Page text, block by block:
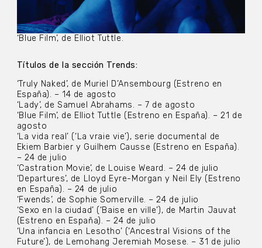
‘Blue Film’, de Elliot Tuttle.
Títulos de la sección Trends:
‘Truly Naked’, de Muriel D’Ansembourg (Estreno en
España). – 14 de agosto
‘Lady’, de Samuel Abrahams. – 7 de agosto
‘Blue Film’, de Elliot Tuttle (Estreno en España). – 21 de
agosto
‘La vida real’ (‘La vraie vie’), serie documental de
Ekiem Barbier y Guilhem Causse (Estreno en España).
– 24 de julio
‘Castration Movie’, de Louise Weard. – 24 de julio
‘Departures’, de Lloyd Eyre-Morgan y Neil Ely (Estreno
en España). – 24 de julio
‘Fwends’, de Sophie Somerville. – 24 de julio
‘Sexo en la ciudad’ (‘Baise en ville’), de Martin Jauvat
(Estreno en España). – 24 de julio
‘Una infancia en Lesotho’ (‘Ancestral Visions of the
Future’), de Lemohang Jeremiah Mosese. – 31 de julio